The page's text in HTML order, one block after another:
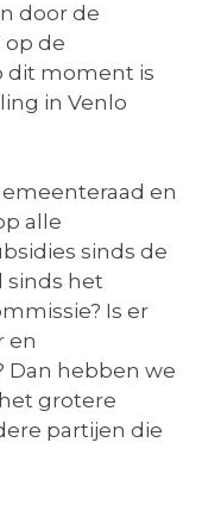
door de
op de
dit moment is
in Venlo
en
alle
sinds de
sinds het
Is er
en
Dan hebben we
grotere
partijen die